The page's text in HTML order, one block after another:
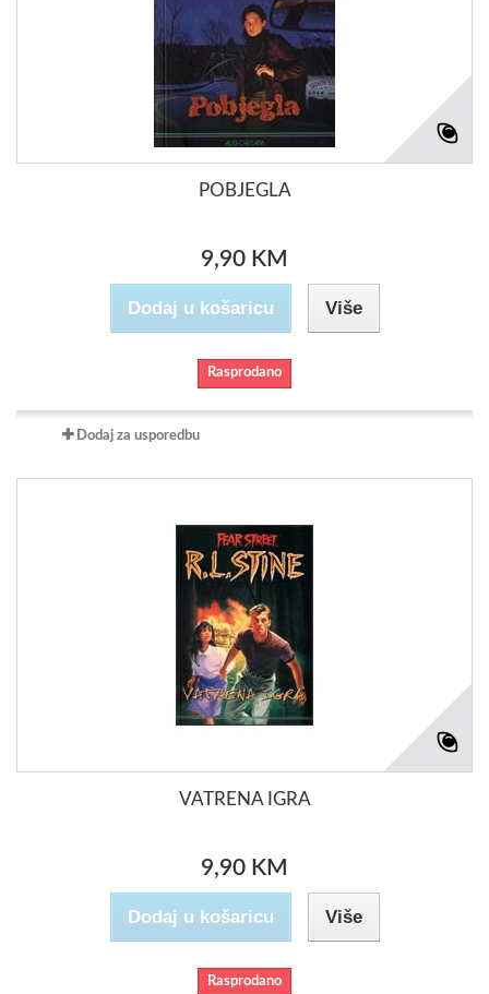
POBJEGLA
9,90 KM
Dodaj u košaricu Više
Rasprodano
Dodaj za usporedbu
VATRENA IGRA
9,90 KM
Dodaj u košaricu Više
Rasprodano